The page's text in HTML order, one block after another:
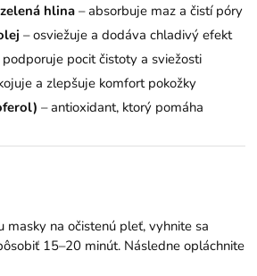
hlina – absorbuje maz a čistí póry
– osviežuje a dodáva chladivý efekt
podporuje pocit čistoty a sviežosti
a zlepšuje komfort pokožky
– antioxidant, ktorý pomáha
masky na očistenú pleť, vyhnite sa
15–20 minút. Následne opláchnite